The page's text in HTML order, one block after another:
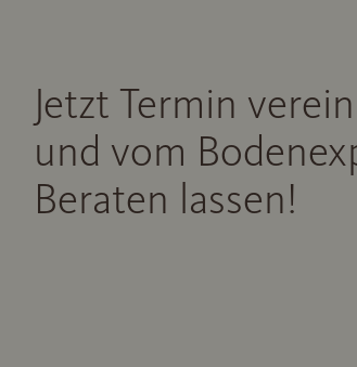
Jetzt Termin
und vom
Beraten lassen!